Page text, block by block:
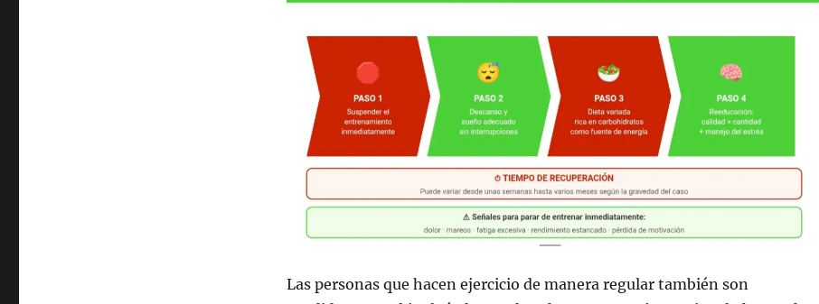
Las personas que hacen ejercicio de manera regular también son